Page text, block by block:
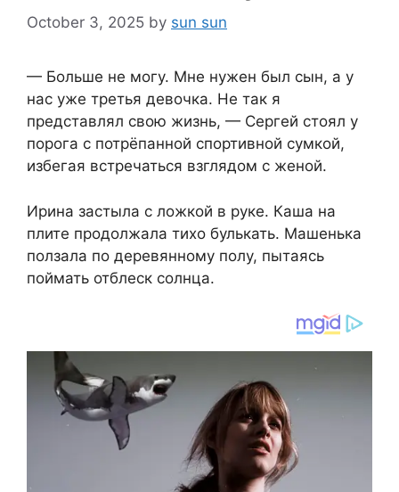
October 3, 2025 by sun sun
— Больше не могу. Мне нужен был сын, а у
нас уже третья девочка. Не так я
представлял свою жизнь, — Сергей стоял у
порога с потрёпанной спортивной сумкой,
избегая встречаться взглядом с женой.
Ирина застыла с ложкой в руке. Каша на
плите продолжала тихо булькать. Машенька
ползала по деревянному полу, пытаясь
поймать отблеск солнца.